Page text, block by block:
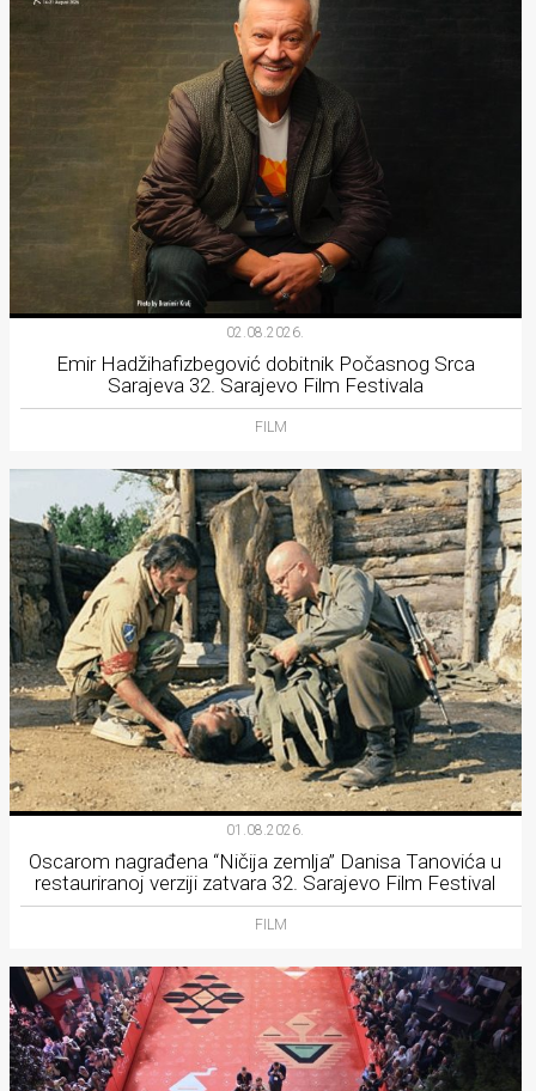
02.08.2026.
Emir Hadžihafizbegović dobitnik Počasnog Srca
Sarajeva 32. Sarajevo Film Festivala
FILM
01.08.2026.
Oscarom nagrađena “Ničija zemlja” Danisa Tanovića u
restauriranoj verziji zatvara 32. Sarajevo Film Festival
FILM